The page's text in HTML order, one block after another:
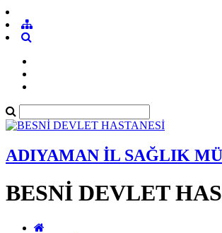
ADIYAMAN İL SAĞLIK
BESNİ DEVLET